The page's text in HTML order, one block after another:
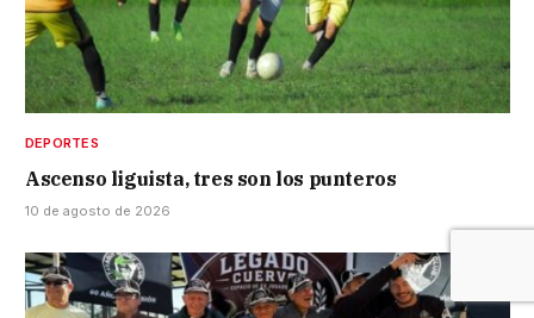
DEPORTES
Ascenso liguista, tres son los punteros
10 de agosto de 2026